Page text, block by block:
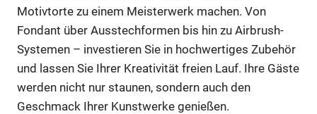
Motivtorte zu einem Meisterwerk machen. Von
Fondant über Ausstechformen bis hin zu Airbrush-
Systemen – investieren Sie in hochwertiges Zubehör
und lassen Sie Ihrer Kreativität freien Lauf. Ihre Gäste
werden nicht nur staunen, sondern auch den
Geschmack Ihrer Kunstwerke genießen.